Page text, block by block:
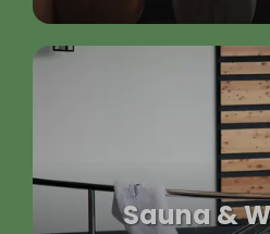
Sauna &